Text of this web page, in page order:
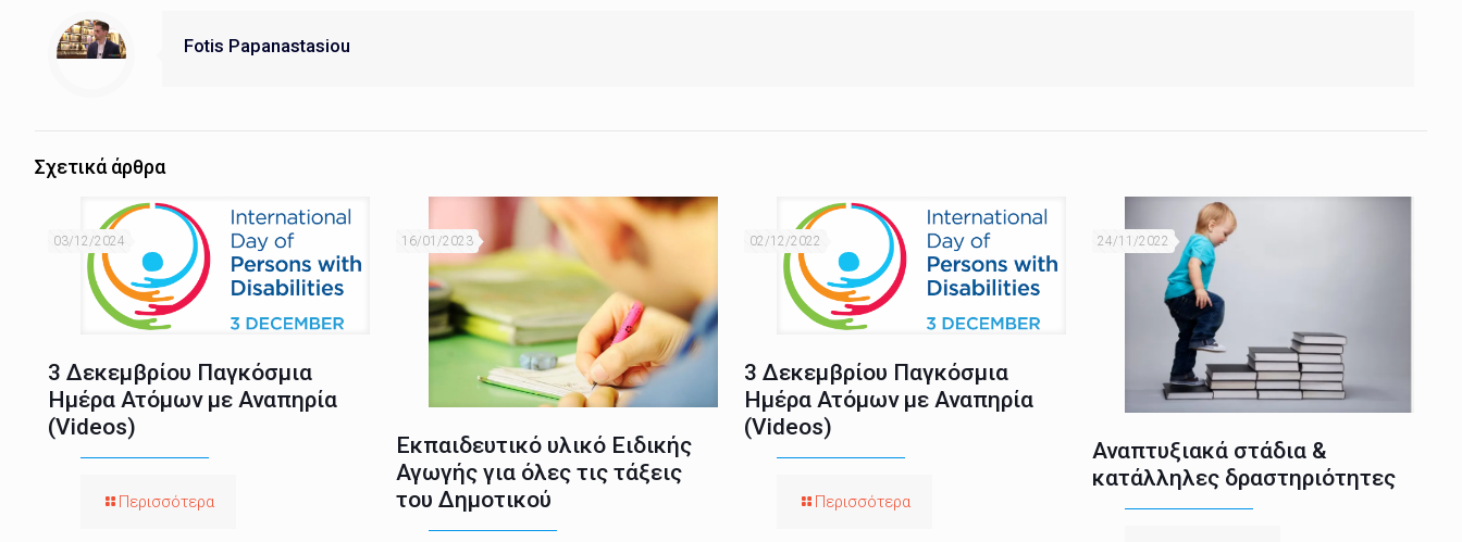
Fotis Papanastasiou
Σχετικά άρθρα
03/12/2024
3 Δεκεμβρίου Παγκόσμια
Ημέρα Ατόμων με Αναπηρία
(Videos)
Περισσότερα
16/01/2023
Εκπαιδευτικό υλικό Ειδικής
Αγωγής για όλες τις τάξεις
του Δημοτικού
02/12/2022
3 Δεκεμβρίου Παγκόσμια
Ημέρα Ατόμων με Αναπηρία
(Videos)
Περισσότερα
24/11/2022
Αναπτυξιακά στάδια &
κατάλληλες δραστηριότητες